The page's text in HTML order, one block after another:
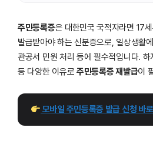
주민등록증은 대한민국 국적자라면 17
발급받아야 하는 신분증으로, 일상생활
관공서 민원 처리 등에 필수적입니다.
등 다양한 이유로 주민등록증 재발급이
모바일 주민등록증 발급 신청 바로